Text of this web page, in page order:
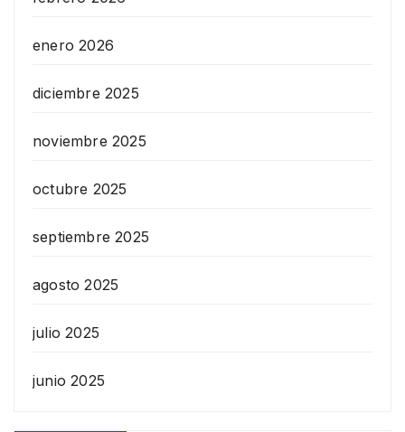
enero 2026
diciembre 2025
noviembre 2025
octubre 2025
septiembre 2025
agosto 2025
julio 2025
junio 2025